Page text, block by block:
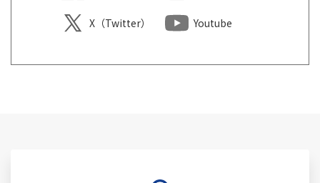
X（Twitter） Youtube